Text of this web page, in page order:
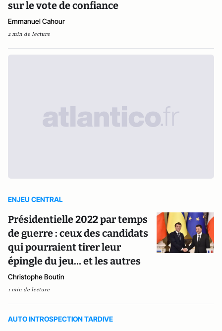
sur le vote de confiance
Emmanuel Cahour
2 min de lecture
ENJEU CENTRAL
Présidentielle 2022 par temps
de guerre : ceux des candidats
qui pourraient tirer leur
épingle du jeu… et les autres
Christophe Boutin
1 min de lecture
AUTO INTROSPECTION TARDIVE